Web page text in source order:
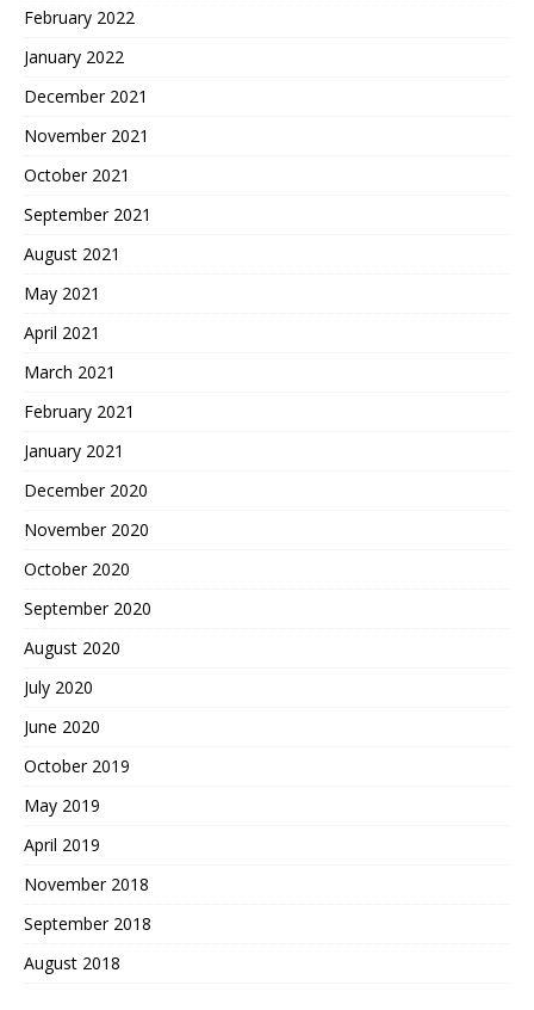
February 2022
January 2022
December 2021
November 2021
October 2021
September 2021
August 2021
May 2021
April 2021
March 2021
February 2021
January 2021
December 2020
November 2020
October 2020
September 2020
August 2020
July 2020
June 2020
October 2019
May 2019
April 2019
November 2018
September 2018
August 2018